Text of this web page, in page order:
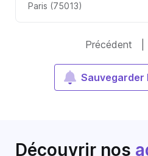
Paris (75013)
Précédent
Sauvegarder
Découvrir nos